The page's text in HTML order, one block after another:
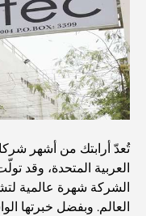
أغلى سيارة
أغلى مدارس جيمس
أفضل المدارس القريبة من
تُعدّ أرابتك من أشهر
العربية المتحدة، وقد
الشركة شهرة عالمية
العالم. وبفضل خبرتها